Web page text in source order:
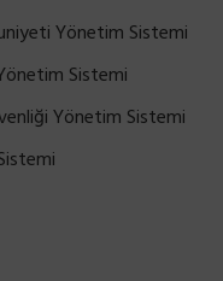
Yönetim Sistemi
Sistemi
Yönetim Sistemi